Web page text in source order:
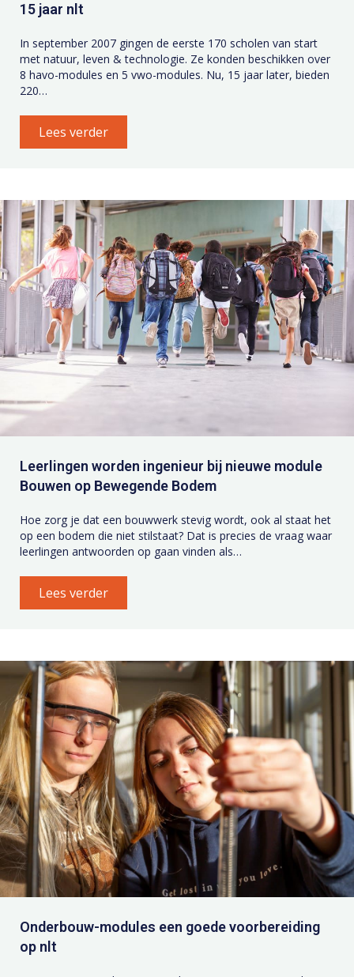
15 jaar nlt
In september 2007 gingen de eerste 170 scholen van start
met natuur, leven & technologie. Ze konden beschikken over
8 havo-modules en 5 vwo-modules. Nu, 15 jaar later, bieden
220…
Lees verder
Leerlingen worden ingenieur bij nieuwe module
Bouwen op Bewegende Bodem
Hoe zorg je dat een bouwwerk stevig wordt, ook al staat het
op een bodem die niet stilstaat? Dat is precies de vraag waar
leerlingen antwoorden op gaan vinden als…
Lees verder
Onderbouw-modules een goede voorbereiding
op nlt